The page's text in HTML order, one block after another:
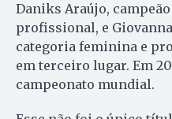
Daniks Araújo,
profissional, e
categoria feminina e
em terceiro lugar. Em
campeonato mundial.